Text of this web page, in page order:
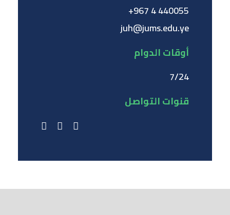
440055 4 967+
juh@jums.edu.ye
أوقات الدوام
7/24
قنوات التواصل